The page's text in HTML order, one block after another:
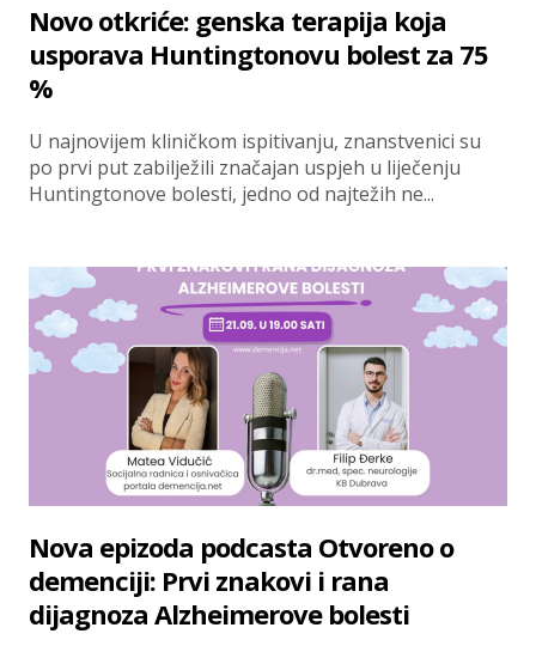
Novo otkriće: genska terapija koja
usporava Huntingtonovu bolest za 75
%
U najnovijem kliničkom ispitivanju, znanstvenici su
po prvi put zabilježili značajan uspjeh u liječenju
Huntingtonove bolesti, jedno od najtežih ne...
Nova epizoda podcasta Otvoreno o
demenciji: Prvi znakovi i rana
dijagnoza Alzheimerove bolesti